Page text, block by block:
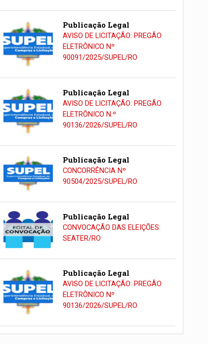
Publicação Legal
AVISO DE LICITAÇÃO: PREGÃO
ELETRÔNICO Nº
90091/2025/SUPEL/RO
Publicação Legal
AVISO DE LICITAÇÃO: PREGÃO
ELETRÔNICO N.º
90136/2026/SUPEL/RO
Publicação Legal
CONCORRÊNCIA Nº
90504/2025/SUPEL/RO
Publicação Legal
CONVOCAÇÃO DAS ELEIÇÕES:
SEATER/RO
Publicação Legal
AVISO DE LICITAÇÃO: PREGÃO
ELETRÔNICO Nº
90136/2026/SUPEL/RO